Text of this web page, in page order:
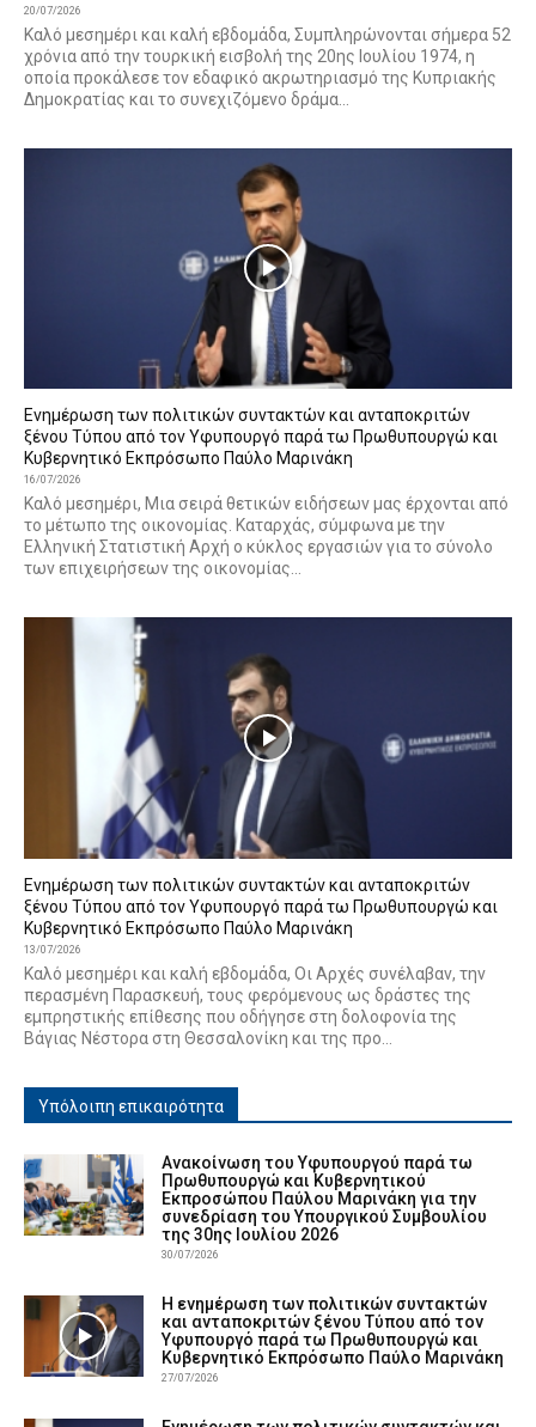
20/07/2026
Καλό μεσημέρι και καλή εβδομάδα, Συμπληρώνονται σήμερα 52
χρόνια από την τουρκική εισβολή της 20ης Ιουλίου 1974, η
οποία προκάλεσε τον εδαφικό ακρωτηριασμό της Κυπριακής
Δημοκρατίας και το συνεχιζόμενο δράμα...
Ενημέρωση των πολιτικών συντακτών και ανταποκριτών
ξένου Τύπου από τον Υφυπουργό παρά τω Πρωθυπουργώ και
Κυβερνητικό Εκπρόσωπο Παύλο Μαρινάκη
16/07/2026
Καλό μεσημέρι, Μια σειρά θετικών ειδήσεων μας έρχονται από
το μέτωπο της οικονομίας. Καταρχάς, σύμφωνα με την
Ελληνική Στατιστική Αρχή ο κύκλος εργασιών για το σύνολο
των επιχειρήσεων της οικονομίας...
Ενημέρωση των πολιτικών συντακτών και ανταποκριτών
ξένου Τύπου από τον Υφυπουργό παρά τω Πρωθυπουργώ και
Κυβερνητικό Εκπρόσωπο Παύλο Μαρινάκη
13/07/2026
Καλό μεσημέρι και καλή εβδομάδα, Οι Αρχές συνέλαβαν, την
περασμένη Παρασκευή, τους φερόμενους ως δράστες της
εμπρηστικής επίθεσης που οδήγησε στη δολοφονία της
Βάγιας Νέστορα στη Θεσσαλονίκη και της προ...
Υπόλοιπη επικαιρότητα
Ανακοίνωση του Υφυπουργού παρά τω
Πρωθυπουργώ και Κυβερνητικού
Εκπροσώπου Παύλου Μαρινάκη για την
συνεδρίαση του Υπουργικού Συμβουλίου
της 30ης Ιουλίου 2026
30/07/2026
Η ενημέρωση των πολιτικών συντακτών
και ανταποκριτών ξένου Τύπου από τον
Υφυπουργό παρά τω Πρωθυπουργώ και
Κυβερνητικό Εκπρόσωπο Παύλο Μαρινάκη
27/07/2026